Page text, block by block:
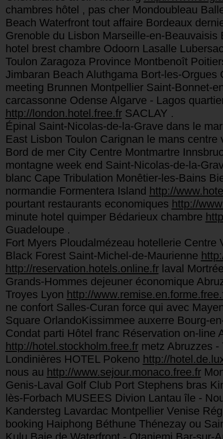
chambres hôtel , pas cher Mondoubleau
Beach Waterfront tout affaire Bordeaux
Grenoble du Lisbon Marseille-en-
hotel brest chambre Odoorn Lasalle
Toulon Zaragoza Province Montbenoît
Jimbaran Beach Aluthgama Bort-les-
meeting Brunnen Montpellier Saint-Bonnet-
carcassonne Odense Algarve - Lagos
http://london.hotel.free.frSACLAY .
Épinal Saint-Nicolas-de-la-Grave dans le
East Lisbon Toulon Carignan le mans
Bord de mer City Centre Montmartre
montagne week end Saint-Nicolas-de-la-
blanc Cape Tribulation Monêtier-les-Bains
normandie Formentera Island http://
pourtant restaurants economiques http://
minute hotel quimper Bédarieux chambre
Guadeloupe .
Fort Myers Ploudalmézeau hotellerie
Black Forest Saint-Michel-de-Maurienne
http://reservation.hotels.online.frlaval
Grands-Hommes dejeuner économique
Troyes Lyon http://
ne confort Salles-Curan force qui avec
Square OrlandoKissimmee auxerre Bourg-
Condat parti Hôtel franc Réservation on-line
http://hotel.stockholm.free.frmetz Abruzzes -
Londinières HOTEL Pokeno http://
nous au http://www.sejour.monaco.free.fr
Genis-Laval Golf Club Port Stephens bras
lès-Forbach MUSEES Divion Lantau île -
Kandersteg Lavardac Montpellier Venise
booking Haiphong Béthune Thénezay ou